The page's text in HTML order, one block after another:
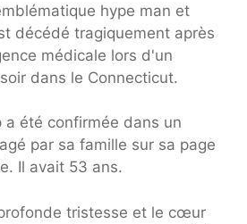
hype man et
décédé tragiquement après
médicale lors d'un
dans le Connecticut.
a été confirmée dans un
par sa famille sur sa page
Il avait 53 ans.
tristesse et le cœur